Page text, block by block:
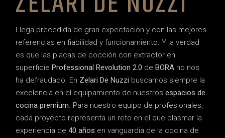
Llega precedida de gran expectación y con las mejores
referencias en fiabilidad y funcionamiento. Y la verdad
es que las placas de cocción con extractor en
superficieProfessional Revolution 2.0 deBORA no nos
ha defraudado. En Zelari De Nuzzi buscamos siempre la
excelencia en el equipamiento de nuestrosespacios de
cocina premium. Para nuestro equipo de profesionales,
cada proyecto representa un reto en el que plasmar la
experiencia de40 años en vanguardia de la cocina de